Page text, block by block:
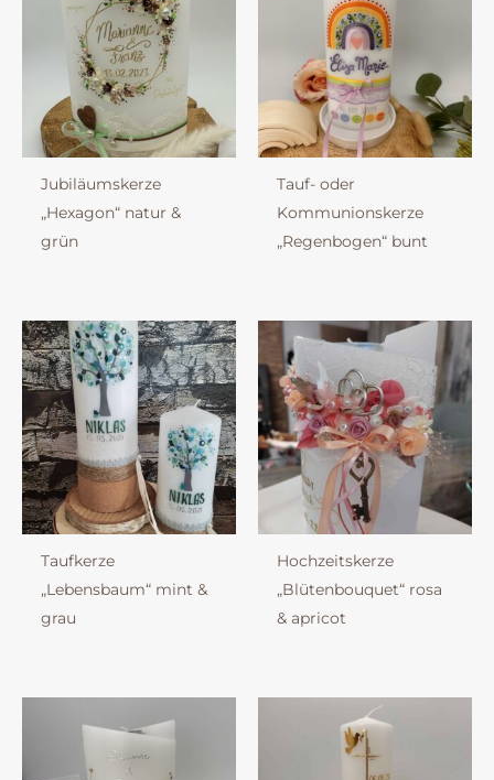
Jubiläumskerze
„Hexagon“ natur &
grün
Tauf- oder
Kommunionskerze
„Regenbogen“ bunt
Taufkerze
„Lebensbaum“ mint &
grau
Hochzeitskerze
„Blütenbouquet“ rosa
& apricot